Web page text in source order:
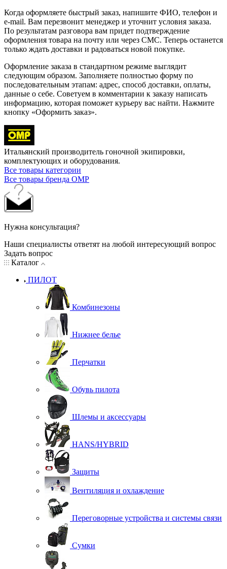
Когда оформляете быстрый заказ, напишите ФИО, телефон и
e-mail. Вам перезвонит менеджер и уточнит условия заказа.
По результатам разговора вам придет подтверждение
оформления товара на почту или через СМС. Теперь останется
только ждать доставки и радоваться новой покупке.
Оформление заказа в стандартном режиме выглядит
следующим образом. Заполняете полностью форму по
последовательным этапам: адрес, способ доставки, оплаты,
данные о себе. Советуем в комментарии к заказу написать
информацию, которая поможет курьеру вас найти. Нажмите
кнопку «Оформить заказ».
Итальянский производитель гоночной экипировки,
комплектующих и оборудования.
Все товары категории
Все товары бренда OMP
Нужна консультация?
Наши специалисты ответят на любой интересующий вопрос
Задать вопрос
Каталог
ПИЛОТ
Комбинезоны
Нижнее белье
Перчатки
Обувь пилота
Шлемы и аксессуары
HANS/HYBRID
Защиты
Вентиляция и охлаждение
Переговорные устройства и системы связи
Сумки